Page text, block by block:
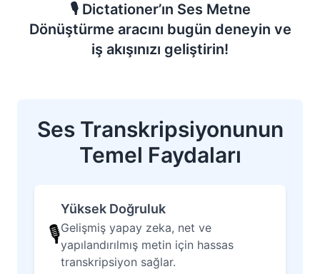
🎙️ Dictationer’ın Ses Metne
Dönüştürme aracını bugün deneyin ve
iş akışınızı geliştirin!
Ses Transkripsiyonunun
Temel Faydaları
🎙️
Yüksek Doğruluk
Gelişmiş yapay zeka, net ve
yapılandırılmış metin için hassas
transkripsiyon sağlar.